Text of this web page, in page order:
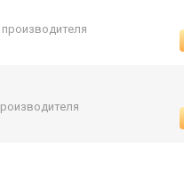
производителя